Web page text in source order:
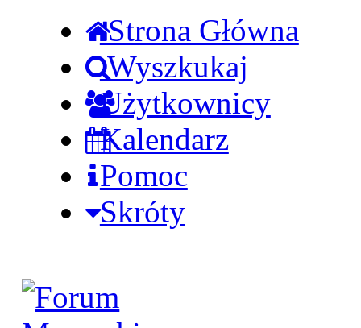
Strona Główna
Wyszkukaj
Użytkownicy
Kalendarz
Pomoc
Skróty